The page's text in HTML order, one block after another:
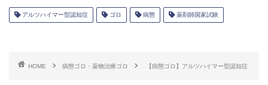
アルツハイマー型認知症 ゴロ 病態 薬剤師国家試験
HOME 病態ゴロ・薬物治療ゴロ 【病態ゴロ】アルツハイマー型認知症